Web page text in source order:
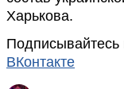
Харькова.
Подписывайтесь
ВКонтакте